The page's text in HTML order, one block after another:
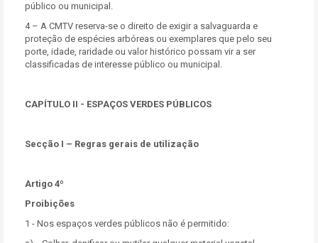
público ou municipal.
4 – A CMTV reserva-se o direito de exigir a salvaguarda e
proteção de espécies arbóreas ou exemplares que pelo seu
porte, idade, raridade ou valor histórico possam vir a ser
classificadas de interesse público ou municipal.
CAPÍTULO II - ESPAÇOS VERDES PÚBLICOS
Secção I – Regras gerais de utilização
Artigo 4º
Proibições
1 - Nos espaços verdes públicos não é permitido: